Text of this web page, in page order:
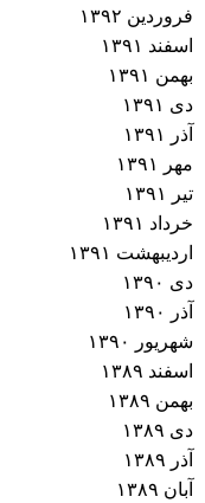
فروردین ۱۳۹۲
اسفند ۱۳۹۱
بهمن ۱۳۹۱
دی ۱۳۹۱
آذر ۱۳۹۱
مهر ۱۳۹۱
تیر ۱۳۹۱
خرداد ۱۳۹۱
اردیبهشت ۱۳۹۱
دی ۱۳۹۰
آذر ۱۳۹۰
شهریور ۱۳۹۰
اسفند ۱۳۸۹
بهمن ۱۳۸۹
دی ۱۳۸۹
آذر ۱۳۸۹
آبان ۱۳۸۹